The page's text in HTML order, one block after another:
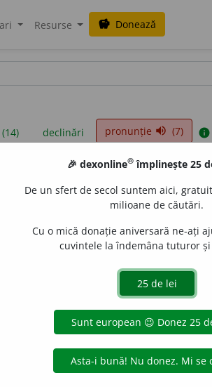
Resurse savings Donează
declinări pronunție volume_up (7) info
sunt compilate de echipa dexonline.
reordona filele pe pagina depreferințe
surse
lor) Cu pretenții de erudiție și de
meticulos minuțios pedantesc
🎉 dexonline® împlinește 25
De un sfert de secol suntem aici,
milioane de căutări.
Cu o mică donație aniversară ne-ați
cuvintele la îndemâna tuturor